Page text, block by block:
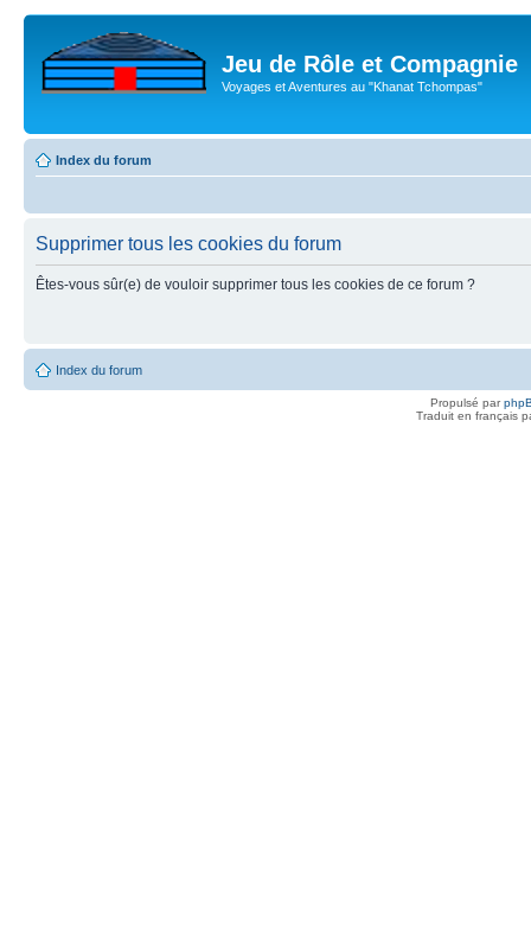
Jeu de Rôle et Compagnie
Voyages et Aventures au "Khanat Tchompas"
Index du forum
Supprimer tous les cookies du forum
Êtes-vous sûr(e) de vouloir supprimer tous les cookies de ce forum ?
Index du forum
Propulsé par
Traduit en français